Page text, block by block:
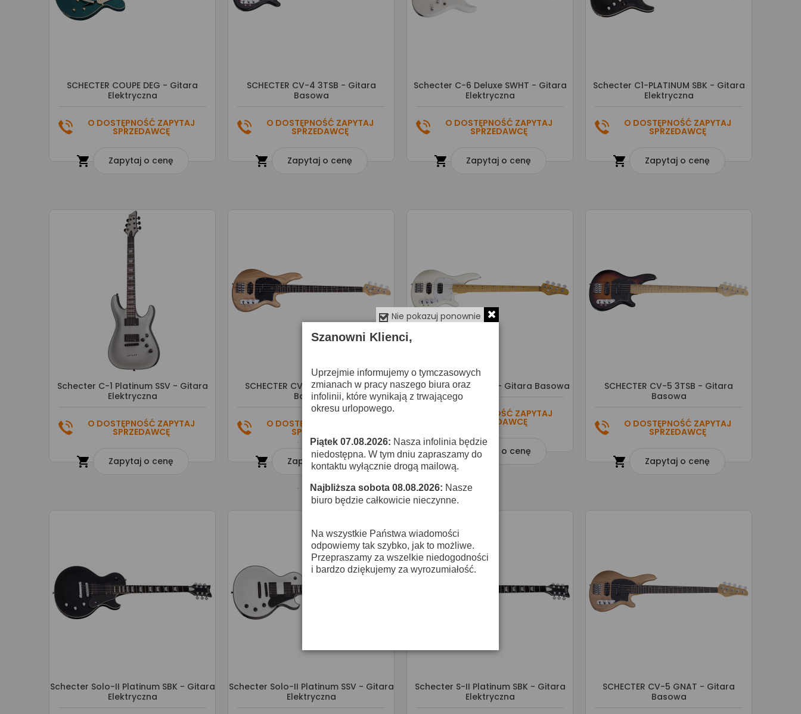
SCHECTER COUPE DEG - Gitara
Elektryczna
O DOSTĘPNOŚĆ ZAPYTAJ
SPRZEDAWCĘ
 Zapytaj o cenę
SCHECTER CV-4 3TSB - Gitara
Basowa
O DOSTĘPNOŚĆ ZAPYTAJ
SPRZEDAWCĘ
 Zapytaj o cenę
Schecter C-6 Deluxe SWHT - Gitara
Elektryczna
O DOSTĘPNOŚĆ ZAPYTAJ
SPRZEDAWCĘ
 Zapytaj o cenę
Schecter C1-PLATINUM SBK - Gitara
Elektryczna
O DOSTĘPNOŚĆ ZAPYTAJ
SPRZEDAWCĘ
 Zapytaj o cenę
Schecter C-1 Platinum SSV - Gitara
Elektryczna
O DOSTĘPNOŚĆ ZAPYTAJ
SPRZEDAWCĘ
 Zapytaj o cenę
SCHECTER CV-4 GNAT - Gitara
Basowa
O DOSTĘPNOŚĆ ZAPYTAJ
SPRZEDAWCĘ
 Zapytaj o cenę
SCHECTER CV-4 IVY - Gitara Basowa
O DOSTĘPNOŚĆ ZAPYTAJ
SPRZEDAWCĘ
 Zapytaj o cenę
SCHECTER CV-5 3TSB - Gitara
Basowa
O DOSTĘPNOŚĆ ZAPYTAJ
SPRZEDAWCĘ
 Zapytaj o cenę
Schecter Solo-II Platinum SBK - Gitara
Elektryczna
Schecter Solo-II Platinum SSV - Gitara
Elektryczna
Schecter S-II Platinum SBK - Gitara
Elektryczna
SCHECTER CV-5 GNAT - Gitara
Basowa
Nie pokazuj ponownie
Szanowni Klienci,
Uprzejmie informujemy o tymczasowych
zmianach w pracy naszego biura oraz
infolinii, które wynikają z trwającego
okresu urlopowego.
· Piątek 07.08.2026: Nasza infolinia będzie
niedostępna. W tym dniu zapraszamy do
kontaktu wyłącznie drogą mailową.
· Najbliższa sobota 08.08.2026: Nasze
biuro będzie całkowicie nieczynne.
Na wszystkie Państwa wiadomości
odpowiemy tak szybko, jak to możliwe.
Przepraszamy za wszelkie niedogodności
i bardzo dziękujemy za wyrozumiałość.